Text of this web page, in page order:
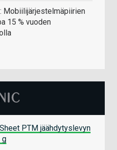
Mobiilijärjestelmäpiirien
15 % vuoden
PTM jäähdytyslevyn
g